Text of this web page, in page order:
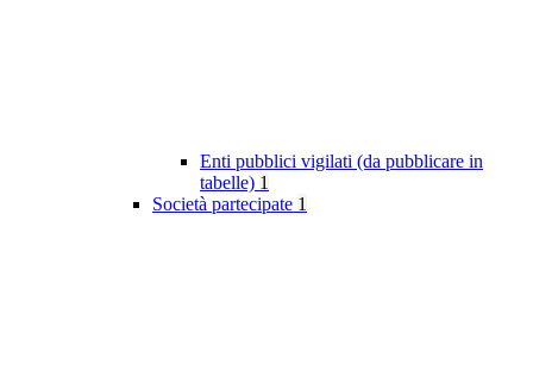
Enti pubblici vigilati (da pubblicare in
tabelle) 1
Società partecipate 1